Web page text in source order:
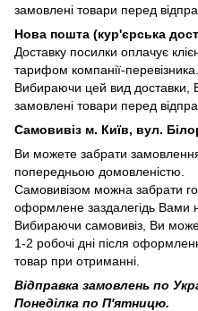
замовлені товари перед
Нова пошта (кур'єрська
Доставку посилки оплачує
тарифом компанії-перевізника.
Вибираючи цей вид доставки,
замовлені товари перед
Самовивіз м. Київ, вул.
Ви можете забрати
попередньою домовленістю.
Самовивізом можна забрати
оформлене заздалегідь Вами
Вибираючи самовивіз, Ви
1-2 робочі дні після
товар при отриманні.
Відправка замовлень по
Понеділка по П'ятницю.